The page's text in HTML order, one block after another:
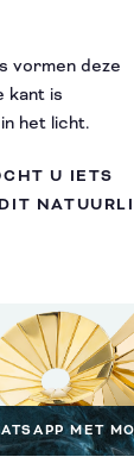
vormen deze
kant is
het licht.
U IETS
MET